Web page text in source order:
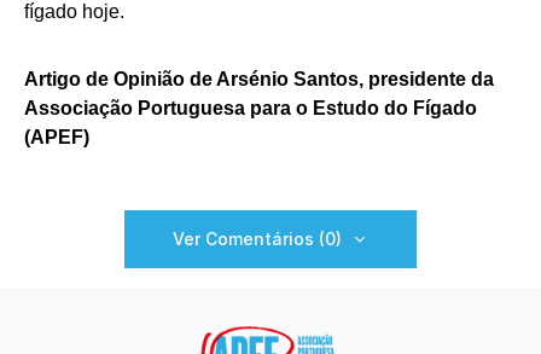
fígado hoje.
Artigo de Opinião de Arsénio Santos, presidente da
Associação Portuguesa para o Estudo do Fígado
(APEF)
Ver Comentários (0)